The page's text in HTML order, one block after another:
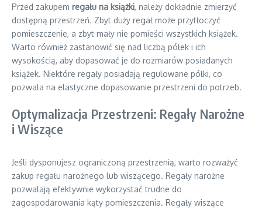
Przed zakupem regału na książki, należy dokładnie zmierzyć
dostępną przestrzeń. Zbyt duży regał może przytłoczyć
pomieszczenie, a zbyt mały nie pomieści wszystkich książek.
Warto również zastanowić się nad liczbą półek i ich
wysokością, aby dopasować je do rozmiarów posiadanych
książek. Niektóre regały posiadają regulowane półki, co
pozwala na elastyczne dopasowanie przestrzeni do potrzeb.
Optymalizacja Przestrzeni: Regały Narożne
i Wiszące
Jeśli dysponujesz ograniczoną przestrzenią, warto rozważyć
zakup regału narożnego lub wiszącego. Regały narożne
pozwalają efektywnie wykorzystać trudne do
zagospodarowania kąty pomieszczenia. Regały wiszące